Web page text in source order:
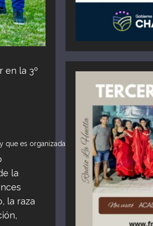
en la 3º
es organizada por la Sociedad Rural
la
la raza